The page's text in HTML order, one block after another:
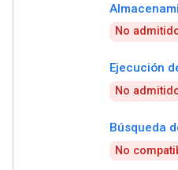
No
Ejecución
No
Búsqueda
No